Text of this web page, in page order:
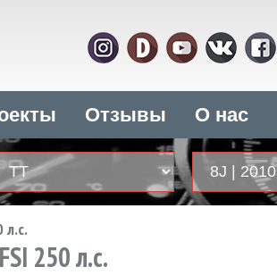
Отзывы О нас
л.с.
250 л.с.